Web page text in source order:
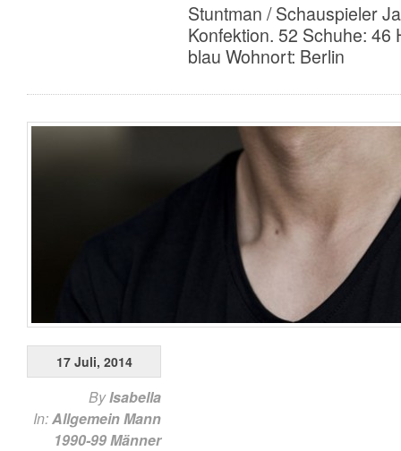
Stuntman / Schauspieler
Konfektion. 52 Schuhe:
blau Wohnort: Berlin
17 Juli, 2014
ByIsabella
In:AllgemeinMann
1990-99Männer